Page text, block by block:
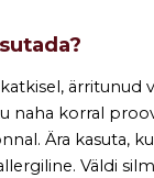
ärritunud
naha korral
Ära kasuta,
Väldi